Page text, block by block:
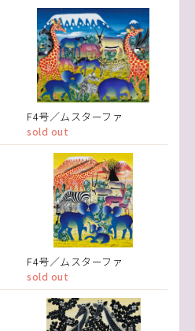
F4号／ムスターファ
sold out
F4号／ムスターファ
sold out